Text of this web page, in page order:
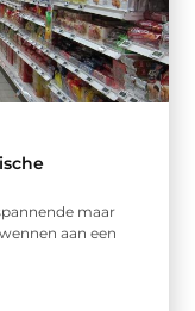
maar
aan een